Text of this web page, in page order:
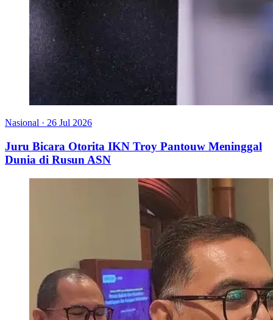
Nasional · 26 Jul 2026
Juru Bicara Otorita IKN Troy Pantouw Meninggal
Dunia di Rusun ASN